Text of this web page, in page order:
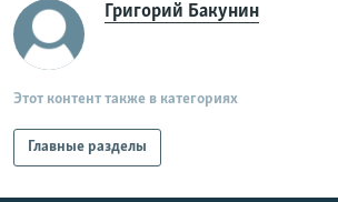
Григорий Бакунин
Этот контент также в категориях
Главные разделы